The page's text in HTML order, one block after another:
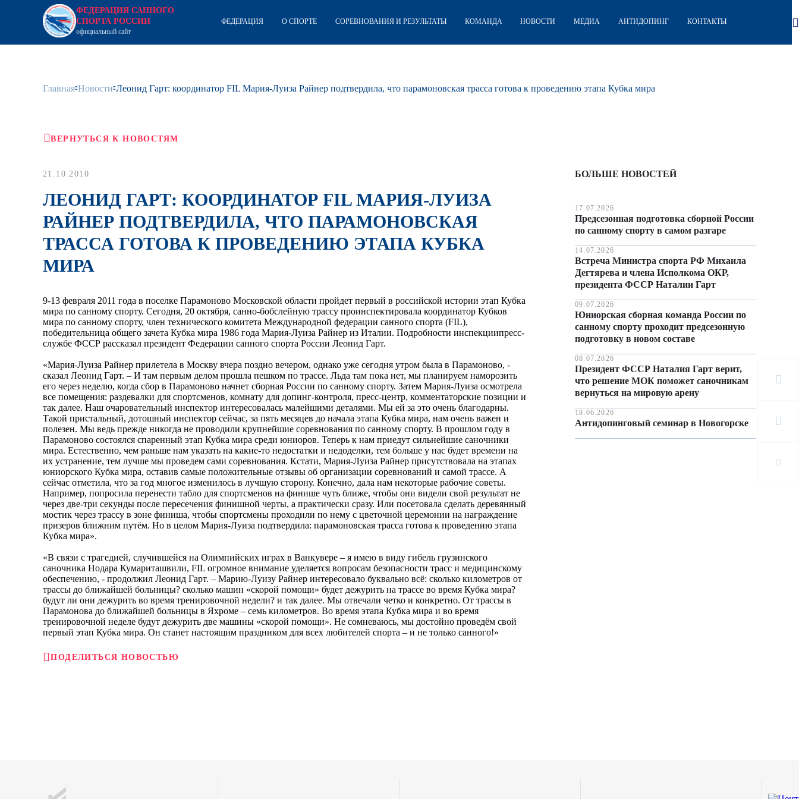
ФЕДЕРАЦИЯ САННОГО
СПОРТА РОССИИ
официальный сайт
ФЕДЕРАЦИЯ О СПОРТЕ СОРЕВНОВАНИЯ И РЕЗУЛЬТАТЫ КОМАНДА НОВОСТИ МЕДИА АНТИДОПИНГ КОНТАКТЫ
Главная Новости Леонид Гарт: координатор FIL Мария-Луиза Райнер подтвердила, что парамоновская трасса готова к проведению этапа Кубка мира
ВЕРНУТЬСЯ К НОВОСТЯМ
21.10.2010
ЛЕОНИД ГАРТ: КООРДИНАТОР FIL МАРИЯ-ЛУИЗА
РАЙНЕР ПОДТВЕРДИЛА, ЧТО ПАРАМОНОВСКАЯ
ТРАССА ГОТОВА К ПРОВЕДЕНИЮ ЭТАПА КУБКА
МИРА
9-13 февраля 2011 года в поселке Парамоново Московской области пройдет первый в российской истории этап Кубка
мира по санному спорту. Сегодня, 20 октября, санно-бобслейную трассу проинспектировала координатор Кубков
мира по санному спорту, член технического комитета Международной федерации санного спорта (FIL),
победительница общего зачета Кубка мира 1986 года Мария-Луиза Райнер из Италии. Подробности инспекциипресс-
службе ФССР рассказал президент Федерации санного спорта России Леонид Гарт.
«Мария-Луиза Райнер прилетела в Москву вчера поздно вечером, однако уже сегодня утром была в Парамоново, -
сказал Леонид Гарт. – И там первым делом прошла пешком по трассе. Льда там пока нет, мы планируем наморозить
его через неделю, когда сбор в Парамоново начнет сборная России по санному спорту. Затем Мария-Луиза осмотрела
все помещения: раздевалки для спортсменов, комнату для допинг-контроля, пресс-центр, комментаторские позиции и
так далее. Наш очаровательный инспектор интересовалась малейшими деталями. Мы ей за это очень благодарны.
Такой пристальный, дотошный инспектор сейчас, за пять месяцев до начала этапа Кубка мира, нам очень важен и
полезен. Мы ведь прежде никогда не проводили крупнейшие соревнования по санному спорту. В прошлом году в
Парамоново состоялся спаренный этап Кубка мира среди юниоров. Теперь к нам приедут сильнейшие саночники
мира. Естественно, чем раньше нам указать на какие-то недостатки и недоделки, тем больше у нас будет времени на
их устранение, тем лучше мы проведем сами соревнования. Кстати, Мария-Луиза Райнер присутствовала на этапах
юниорского Кубка мира, оставив самые положительные отзывы об организации соревнований и самой трассе. А
сейчас отметила, что за год многое изменилось в лучшую сторону. Конечно, дала нам некоторые рабочие советы.
Например, попросила перенести табло для спортсменов на финише чуть ближе, чтобы они видели свой результат не
через две-три секунды после пересечения финишной черты, а практически сразу. Или посетовала сделать деревянный
мостик через трассу в зоне финиша, чтобы спортсмены проходили по нему с цветочной церемонии на награждение
призеров ближним путём. Но в целом Мария-Луиза подтвердила: парамоновская трасса готова к проведению этапа
Кубка мира».
«В связи с трагедией, случившейся на Олимпийских играх в Ванкувере – я имею в виду гибель грузинского
саночника Нодара Кумариташвили, FIL огромное внимание уделяется вопросам безопасности трасс и медицинcкому
обеспечению, - продолжил Леонид Гарт. – Марию-Луизу Райнер интересовало буквально всё: сколько километров от
трассы до ближайшей больницы? сколько машин «скорой помощи» будет дежурить на трассе во время Кубка мира?
будут ли они дежурить во время тренировочной недели? и так далее. Мы отвечали четко и конкретно. От трассы в
Парамонова до ближайшей больницы в Яхроме – семь километров. Во время этапа Кубка мира и во время
тренировочной неделе будут дежурить две машины «скорой помощи». Не сомневаюсь, мы достойно проведём свой
первый этап Кубка мира. Он станет настоящим праздником для всех любителей спорта – и не только санного!»
ПОДЕЛИТЬСЯ НОВОСТЬЮ
БОЛЬШЕ НОВОСТЕЙ
17.07.2026
Предсезонная подготовка сборной России
по санному спорту в самом разгаре
14.07.2026
Встреча Министра спорта РФ Михаила
Дегтярева и члена Исполкома ОКР,
президента ФССР Наталии Гарт
09.07.2026
Юниорская сборная команда России по
санному спорту проходит предсезонную
подготовку в новом составе
08.07.2026
Президент ФССР Наталия Гарт верит,
что решение МОК поможет саночникам
вернуться на мировую арену
18.06.2026
Антидопинговый семинар в Новогорске